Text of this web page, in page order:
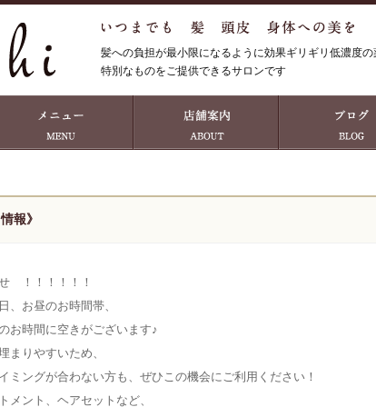
髪への負担が最小限になるように効果ギリギリ低濃度
特別なものをご提供できるサロンです
報》
！！！！！！
、お昼のお時間帯、
お時間に空きがございます♪
まりやすいため、
ミングが合わない方も、ぜひこの機会にご利用ください！
メント、ヘアセットなど、